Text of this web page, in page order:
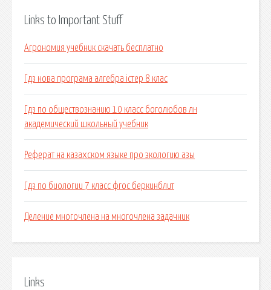
Links to Important Stuff
Агрономия учебник скачать бесплатно
Гдз нова програма алгебра істер 8 клас
Гдз по обществознанию 10 класс боголюбов лн
академический школьный учебник
Реферат на казахском языке про экологию азы
Гдз по биологии 7 класс фгос беркинблит
Деление многочлена на многочлена задачник
Links